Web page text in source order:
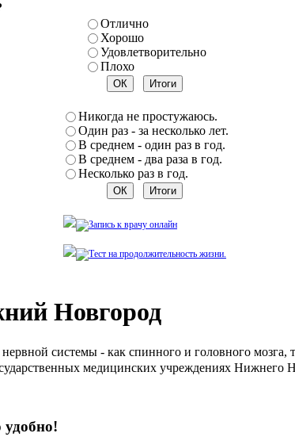
Отлично
Хорошо
Удовлетворительно
Плохо
Никогда не простужаюсь.
Один раз - за несколько лет.
В среднем - один раз в год.
В среднем - два раза в год.
Несколько раз в год.
Новгород
системы - как спинного и головного
медицинских учреждениях Нижнего
удобно!